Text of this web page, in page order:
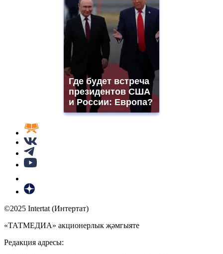
Где будет встреча
президентов США
и России: Европа?
©2025 Intertat (Интертат)
«ТАТМЕДИА» акционерлык җәмгыяте
Редакция адресы: